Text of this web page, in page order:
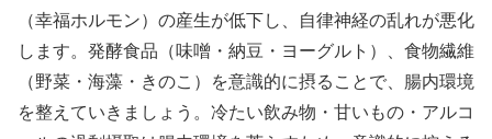
（幸福ホルモン）の産生が低下し、自律神経の乱れが悪化
します。発酵食品（味噌・納豆・ヨーグルト）、食物繊維
（野菜・海藻・きのこ）を意識的に摂ることで、腸内環境
を整えていきましょう。冷たい飲み物・甘いもの・アルコ